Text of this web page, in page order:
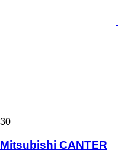
30
Mitsubishi CANTER